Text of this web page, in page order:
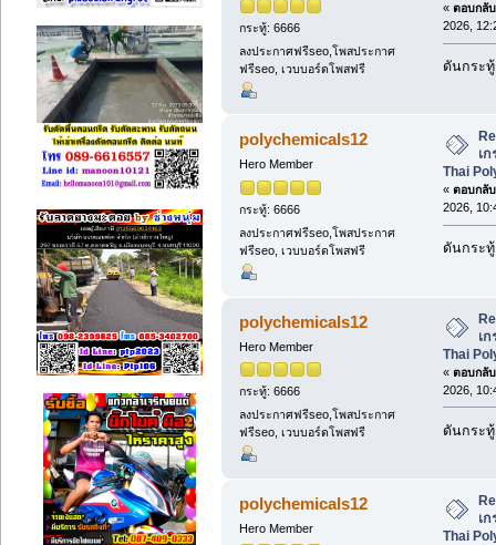
กระทู้: 6666
ลงประกาศฟรีseo,โพสประกาศ
ฟรีseo, เวบบอร์ดโพสฟรี
« ตอบกลั
2026,
ดันกระทู้
polychemicals12
Hero Member
กระทู้: 6666
ลงประกาศฟรีseo,โพสประกาศ
ฟรีseo, เวบบอร์ดโพสฟรี
เ
Thai
« ตอบกลั
2026,
ดันกระทู้
polychemicals12
Hero Member
กระทู้: 6666
ลงประกาศฟรีseo,โพสประกาศ
ฟรีseo, เวบบอร์ดโพสฟรี
เ
Thai
« ตอบกลั
2026,
ดันกระทู้
polychemicals12
Hero Member
เ
Thai